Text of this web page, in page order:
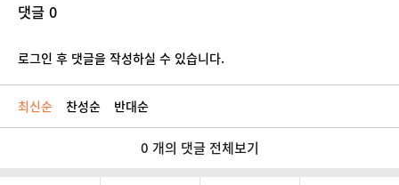
댓글 0
로그인 후 댓글을 작성하실 수 있습니다.
최신순 찬성순 반대순
0 개의 댓글 전체보기